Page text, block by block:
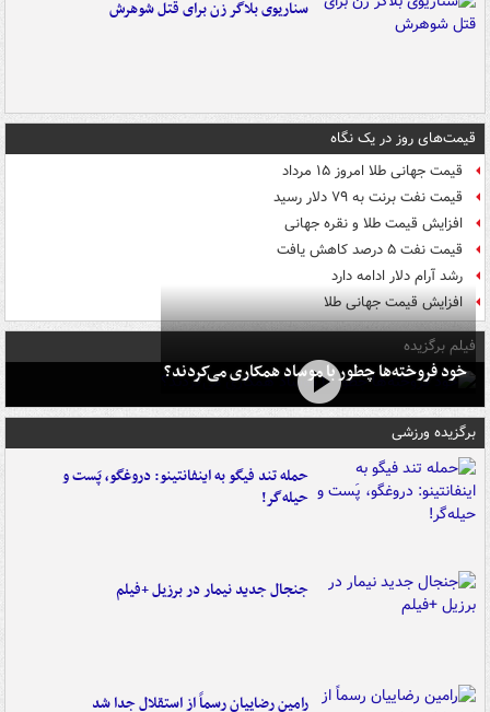
سناریوی بلاگر زن برای قتل شوهرش
قیمت‌های روز در یک نگاه
قیمت جهانی طلا امروز ۱۵ مرداد
قیمت نفت برنت به ۷۹ دلار رسید
افزایش قیمت طلا و نقره جهانی
قیمت نفت ۵ درصد کاهش یافت
رشد آرام دلار ادامه دارد
افزایش قیمت جهانی طلا
فیلم برگزیده
خود فروخته‌ها چطور با موساد همکاری می‌کردند؟
برگزیده ورزشی
حمله تند فیگو به اینفانتینو: دروغگو، پَست‌ و
حیله‌گر!
جنجال جدید نیمار در برزیل +فیلم
رامین رضاییان رسماً از استقلال جدا شد